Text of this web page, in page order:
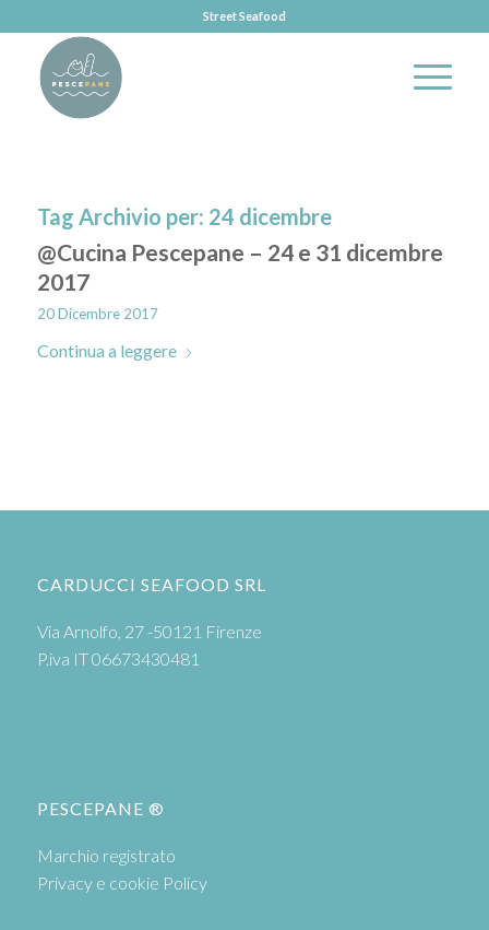
Street Seafood
Tag Archivio per: 24 dicembre
@Cucina Pescepane – 24 e 31 dicembre
2017
20 Dicembre 2017
Continua a leggere
CARDUCCI SEAFOOD SRL
Via Arnolfo, 27 -50121 Firenze
P.iva IT 06673430481
PESCEPANE ®
Marchio registrato
Privacy e cookie Policy